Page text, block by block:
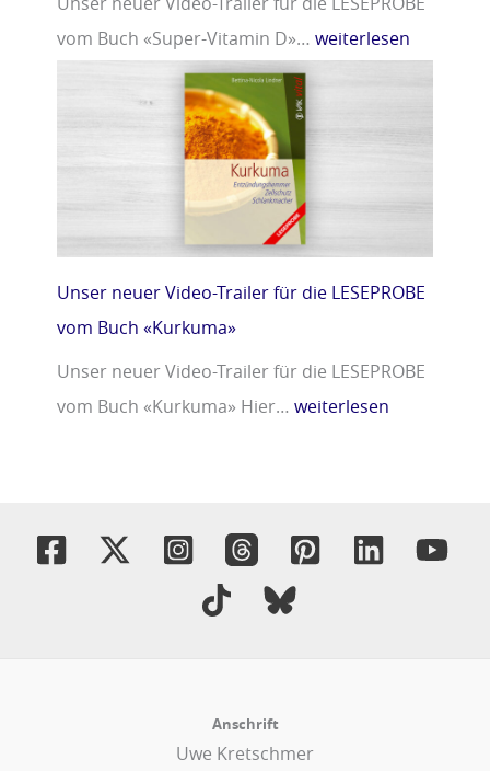
vom Buch «Super-Vitamin D»… weiterlesen
Unser neuer Video-Trailer für die LESEPROBE
vom Buch «Kurkuma»
Unser neuer Video-Trailer für die LESEPROBE
vom Buch «Kurkuma» Hier… weiterlesen
Anschrift
Uwe Kretschmer